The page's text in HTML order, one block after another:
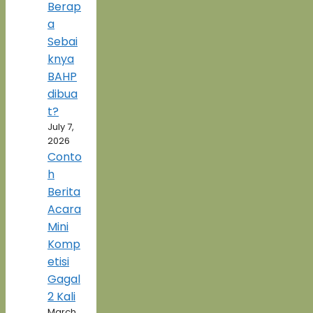
Berap
a
Sebai
knya
BAHP
dibua
t?
July 7,
2026
Conto
h
Berita
Acara
Mini
Komp
etisi
Gagal
2 Kali